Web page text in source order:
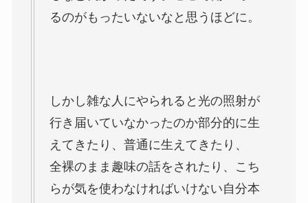
るのがもったいないなと思うほどに。
しかし雑な人にやられると光の照射が
行き届いていなかったのか部分的に生
えてきたり、普通に生えてきたり、
全裸のまま趣味の話をされたり、こち
らが気を使わなければいけない自分本